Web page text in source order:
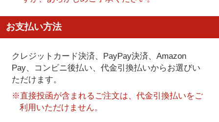
お支払い方法
クレジットカード決済、PayPay決済、Amazon
Pay、コンビニ後払い、代金引換払いからお選びい
ただけます。
※直接投函が含まれるご注文は、代金引換払いをご
利用いただけません。